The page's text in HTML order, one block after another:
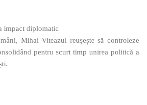
impact diplomatic
Mihai Viteazul reușește să controleze
pentru scurt timp unirea politică a